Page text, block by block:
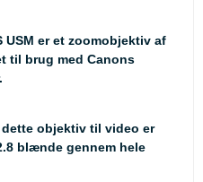
USM er et zoomobjektiv af
til brug med Canons
objektiv til video er
blænde gennem hele